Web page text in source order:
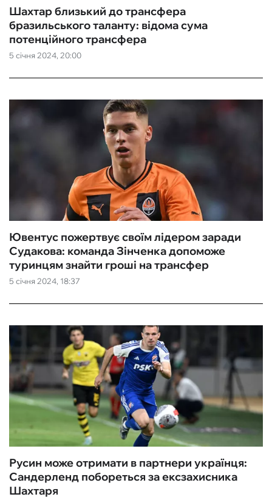
5 січня 2024, 20:00
Шахтар близький до трансфера
бразильського таланту: відома сума
потенційного трансфера
5 січня 2024, 18:37
Ювентус пожертвує своїм лідером заради
Судакова: команда Зінченка допоможе
туринцям знайти гроші на трансфер
Русин може отримати в партнери українця:
Сандерленд побореться за ексзахисника
Шахтаря